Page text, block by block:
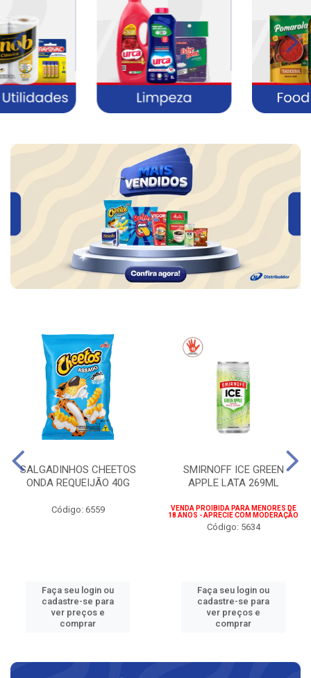
SALGADINHOS CHEETOS
ONDA REQUEIJÃO 40G
Código: 6559
Faça seu login ou
cadastre-se para
ver preços e
comprar
SMIRNOFF ICE GREEN
APPLE LATA 269ML
VENDA PROIBIDA PARA MENORES DE
18 ANOS - APRECIE COM MODERAÇÃO
Código: 5634
Faça seu login ou
cadastre-se para
ver preços e
comprar